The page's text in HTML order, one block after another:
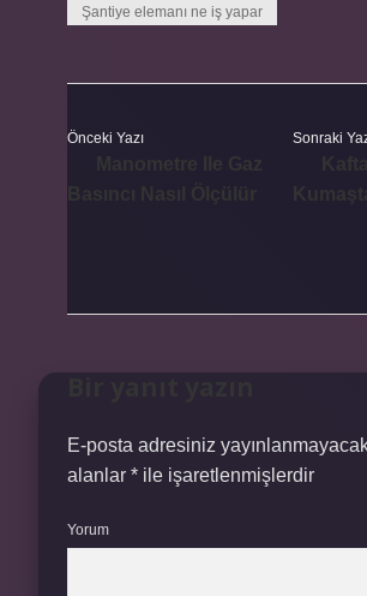
Şantiye elemanı ne iş yapar
Önceki Yazı Sonraki
E-posta adresiniz
alanlar * ile işaretlenmişlerdir
Yorum